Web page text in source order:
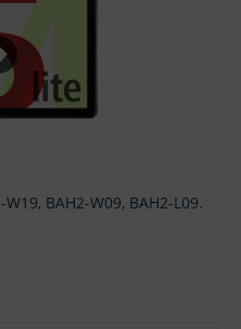
BAH2-W09, BAH2-L09.